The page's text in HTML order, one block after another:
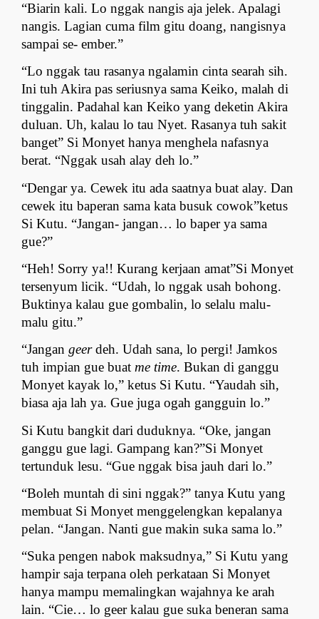
“Biarin kali. Lo nggak nangis aja jelek. Apalagi
nangis. Lagian cuma film gitu doang, nangisnya
sampai se- ember.”
“Lo nggak tau rasanya ngalamin cinta searah sih.
Ini tuh Akira pas seriusnya sama Keiko, malah di
tinggalin. Padahal kan Keiko yang deketin Akira
duluan. Uh, kalau lo tau Nyet. Rasanya tuh sakit
banget” Si Monyet hanya menghela nafasnya
berat. “Nggak usah alay deh lo.”
“Dengar ya. Cewek itu ada saatnya buat alay. Dan
cewek itu baperan sama kata busuk cowok”ketus
Si Kutu. “Jangan- jangan… lo baper ya sama
gue?”
“Heh! Sorry ya!! Kurang kerjaan amat”Si Monyet
tersenyum licik. “Udah, lo nggak usah bohong.
Buktinya kalau gue gombalin, lo selalu malu-
malu gitu.”
“Jangan geer deh. Udah sana, lo pergi! Jamkos
tuh impian gue buat me time. Bukan di ganggu
Monyet kayak lo,” ketus Si Kutu. “Yaudah sih,
biasa aja lah ya. Gue juga ogah gangguin lo.”
Si Kutu bangkit dari duduknya. “Oke, jangan
ganggu gue lagi. Gampang kan?”Si Monyet
tertunduk lesu. “Gue nggak bisa jauh dari lo.”
“Boleh muntah di sini nggak?” tanya Kutu yang
membuat Si Monyet menggelengkan kepalanya
pelan. “Jangan. Nanti gue makin suka sama lo.”
“Suka pengen nabok maksudnya,” Si Kutu yang
hampir saja terpana oleh perkataan Si Monyet
hanya mampu memalingkan wajahnya ke arah
lain. “Cie… lo geer kalau gue suka beneran sama